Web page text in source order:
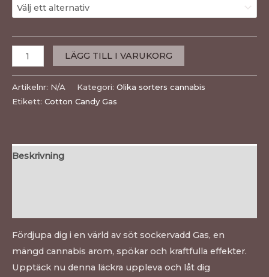
LÄGG TILL I VARUKORG
Artikelnr: N/A Kategori: Olika sorters cannabis
Etikett: Cotton Candy Gas
Beskrivning
Fördjupa dig i en värld av söt sockervadd Gas, en
mängd cannabis arom, spökar och kraftfulla effekter.
Upptäck nu denna läckra uppleva och låt dig